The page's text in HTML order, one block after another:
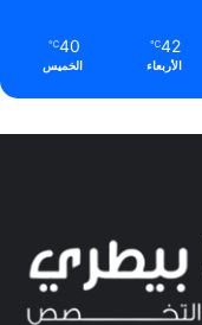
42
℃
الأربعاء
40
℃
الخميس